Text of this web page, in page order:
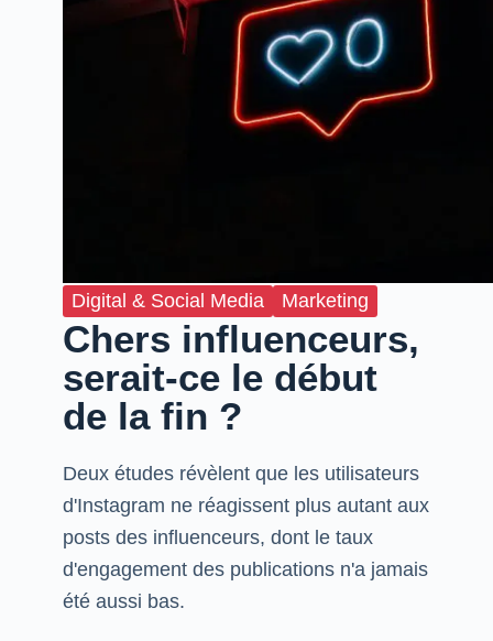
Digital & Social Media Marketing
Chers influenceurs,
serait-ce le début
de la fin ?
Deux études révèlent que les utilisateurs
d'Instagram ne réagissent plus autant aux
posts des influenceurs, dont le taux
d'engagement des publications n'a jamais
été aussi bas.